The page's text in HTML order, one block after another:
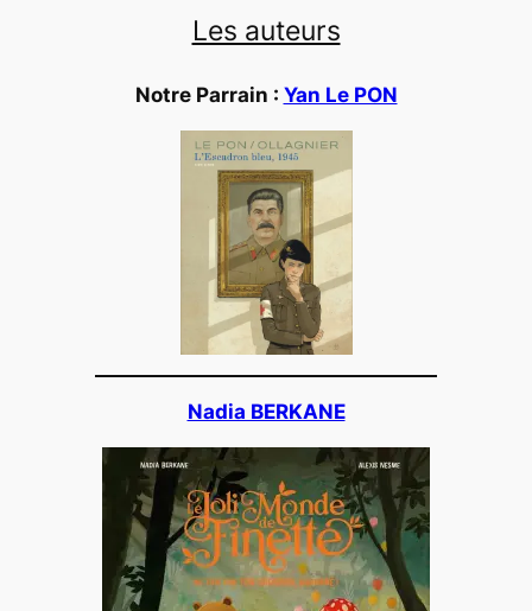
Les auteurs
Notre Parrain : Yan Le PON
Nadia BERKANE